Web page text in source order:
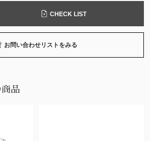
CHECK LIST
お問い合わせリストをみる
商品